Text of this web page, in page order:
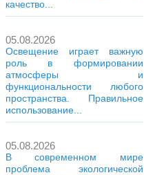
качество...
05.08.2026
Освещение играет важную
роль в формировании
атмосферы и
функциональности любого
пространства. Правильное
использование...
05.08.2026
В современном мире
проблема экологической